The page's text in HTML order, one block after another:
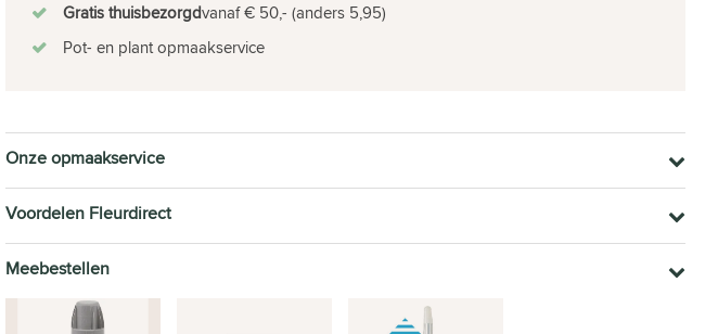
Gratis thuisbezorgdvanaf € 50,- (anders 5,95)
Pot- en plant opmaakservice
Onze opmaakservice
Voordelen Fleurdirect
Meebestellen